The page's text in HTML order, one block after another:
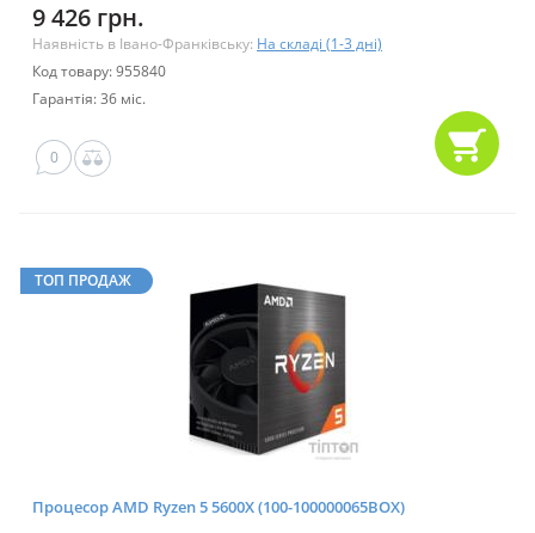
9 426 грн.
Наявність в Івано-Франківську: На складі (1-3 дні)
Код товару: 955840
Гарантія: 36 міс.
0
ТОП ПРОДАЖ
Процесор AMD Ryzen 5 5600X (100-100000065BOX)